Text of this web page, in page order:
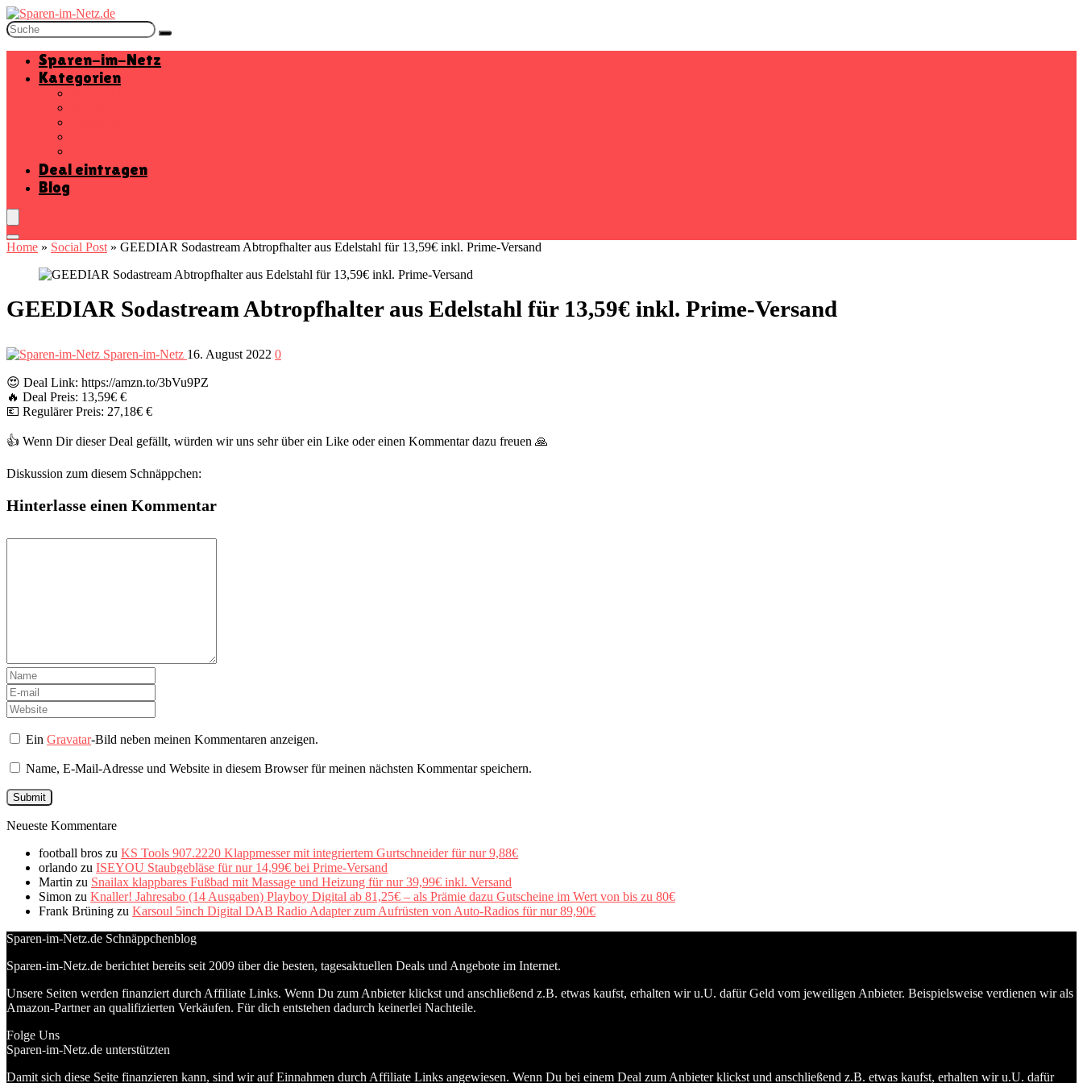
Sparen-im-Netz
Kategorien
Deal eintragen
Blog
Home » Social Post » GEEDIAR Sodastream Abtropfhalter aus Edelstahl für 13,59€ inkl. Prime-Versand
GEEDIAR Sodastream Abtropfhalter aus Edelstahl für 13,59€ inkl. Prime-Versand
Sparen-im-Netz 16. August 2022 0
😍 Deal Link: https://amzn.to/3bVu9PZ
🔥 Deal Preis: 13,59€ €
💶 Regulärer Preis: 27,18€ €
👍 Wenn Dir dieser Deal gefällt, würden wir uns sehr über ein Like oder einen Kommentar dazu freuen 🙏
Diskussion zum diesem Schnäppchen:
Hinterlasse einen Kommentar
EinGravatar-Bild neben meinen Kommentaren anzeigen.
Name, E-Mail-Adresse und Website in diesem Browser für meinen nächsten Kommentar speichern.
Neueste Kommentare
football bros zu KS Tools 907.2220 Klappmesser mit integriertem Gurtschneider für nur 9,88€
orlando zu ISEYOU Staubgebläse für nur 14,99€ bei Prime-Versand
Martin zu Snailax klappbares Fußbad mit Massage und Heizung für nur 39,99€ inkl. Versand
Simon zu Knaller! Jahresabo (14 Ausgaben) Playboy Digital ab 81,25€ – als Prämie dazu Gutscheine im Wert von bis zu 80€
Frank Brüning zu Karsoul 5inch Digital DAB Radio Adapter zum Aufrüsten von Auto-Radios für nur 89,90€
Sparen-im-Netz.de Schnäppchenblog
Sparen-im-Netz.de berichtet bereits seit 2009 über die besten, tagesaktuellen Deals und Angebote im Internet.
Unsere Seiten werden finanziert durch Affiliate Links. Wenn Du zum Anbieter klickst und anschließend z.B. etwas kaufst, erhalten wir u.U. dafür Geld vom jeweiligen Anbieter. Beispielsweise verdienen wir als
Amazon-Partner an qualifizierten Verkäufen. Für dich entstehen dadurch keinerlei Nachteile.
Folge Uns
Sparen-im-Netz.de unterstützten
Damit sich diese Seite finanzieren kann, sind wir auf Einnahmen durch Affiliate Links angewiesen. Wenn Du bei einem Deal zum Anbieter klickst und anschließend z.B. etwas kaufst, erhalten wir u.U. dafür